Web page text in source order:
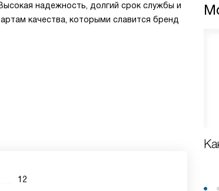
надежность, долгий срок службы и
качества, которыми славится бренд
12